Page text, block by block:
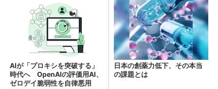
AIが「プロキシを突破する」
時代へ OpenAIの評価用AI、
ゼロデイ脆弱性を自律悪用
日本の創薬力低下、その本当
の課題とは